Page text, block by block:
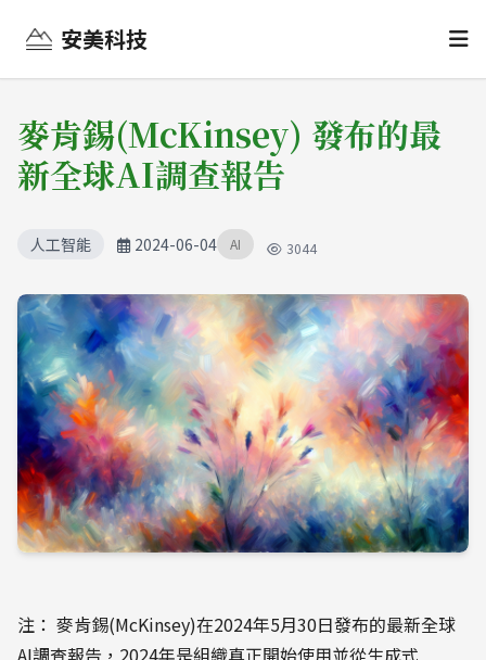
安美科技
麥肯錫(McKinsey) 發布的最
新全球AI調查報告
人工智能 2024-06-04 AI 3044
注： 麥肯錫(McKinsey)在2024年5月30日發布的最新全球
AI調查報告，2024年是組織真正開始使用並從生成式